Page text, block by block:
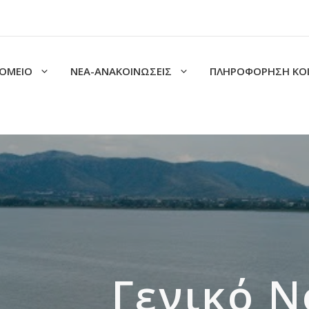
ΝΕΑ-ΑΝΑΚΟΙΝΩΣΕΙΣ ΠΛΗΡΟΦΟΡΗΣΗ
Γενικό